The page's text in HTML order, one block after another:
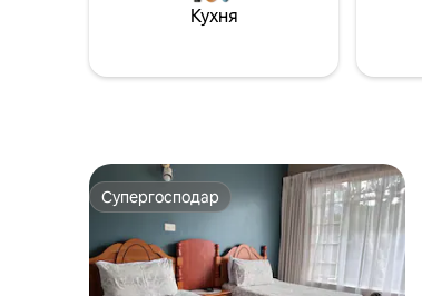
приємного перебування. Гості можуть
знаходяться поруч.
Кухня
Супергосподар
Супергосподар